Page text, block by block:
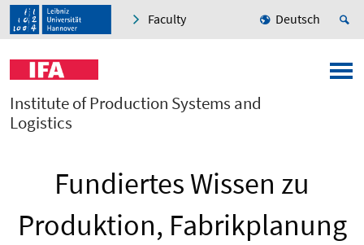
Faculty Deutsch
Institute of Production Systems and
Logistics
Fundiertes Wissen zu
Produktion, Fabrikplanung